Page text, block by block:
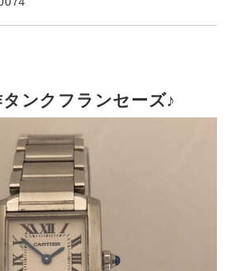
ンクフランセーズ♪